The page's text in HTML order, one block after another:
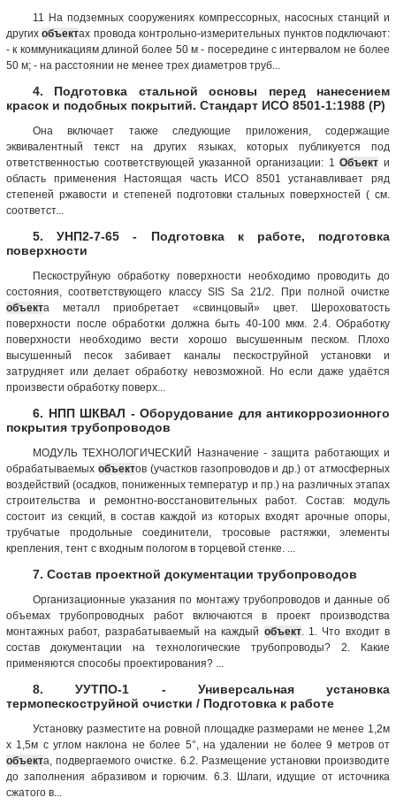
11 На подземных сооружениях компрессорных, насосных станций и
другихобъектах провода контрольно-измерительных пунктов подключают:
- к коммуникациям длиной более 50 м - посередине с интервалом не более
50 м; - на расстоянии не менее трех диаметров труб...
4. Подготовка стальной основы перед нанесением
красок и подобных покрытий. Стандарт ИСО 8501-1:1988 (Р)
Она включает также следующие приложения, содержащие
эквивалентный текст на других языках, которых публикуется под
ответственностью соответствующей указанной организации: 1Объект и
область применения Настоящая часть ИСО 8501 устанавливает ряд
степеней ржавости и степеней подготовки стальных поверхностей ( см.
соответст...
5. УНП2-7-65 - Подготовка к работе, подготовка
поверхности
Пескоструйную обработку поверхности необходимо проводить до
состояния, соответствующего классу SIS Sа 21/2. При полной очистке
объекта металл приобретает «свинцовый» цвет. Шероховатость
поверхности после обработки должна быть 40-100 мкм. 2.4. Обработку
поверхности необходимо вести хорошо высушенным песком. Плохо
высушенный песок забивает каналы пескоструйной установки и
затрудняет или делает обработку невозможной. Но если даже удаётся
произвести обработку поверх...
6. НПП ШКВАЛ - Оборудование для антикоррозионного
покрытия трубопроводов
МОДУЛЬ ТЕХНОЛОГИЧЕСКИЙ Назначение - защита работающих и
обрабатываемых объектов (участков газопроводов и др.) от атмосферных
воздействий (осадков, пониженных температур и пр.) на различных этапах
строительства и ремонтно-восстановительных работ. Состав: модуль
состоит из секций, в состав каждой из которых входят арочные опоры,
трубчатые продольные соединители, тросовые растяжки, элементы
крепления, тент с входным пологом в торцевой стенке. ...
7. Состав проектной документации трубопроводов
Организационные указания по монтажу трубопроводов и данные об
объемах трубопроводных работ включаются в проект производства
монтажных работ, разрабатываемый на каждый объект. 1. Что входит в
состав документации на технологические трубопроводы? 2. Какие
применяются способы проектирования? ...
8. УУТПО-1 - Универсальная установка
термопескоструйной очистки / Подготовка к работе
Установку разместите на ровной площадке размерами не менее 1,2м
х 1,5м с углом наклона не более 5°, на удалении не более 9 метров от
объекта, подвергаемого очистке. 6.2. Размещение установки производите
до заполнения абразивом и горючим. 6.3. Шлаги, идущие от источника
сжатого в...